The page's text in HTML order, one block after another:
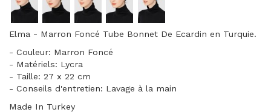
Elma - Marron Foncé Tube Bonnet De Ecardin en Turquie.
- Couleur: Marron Foncé
- Matériels: Lycra
- Taille: 27 x 22 cm
- Conseils d'entretien: Lavage à la main
Made In Turkey